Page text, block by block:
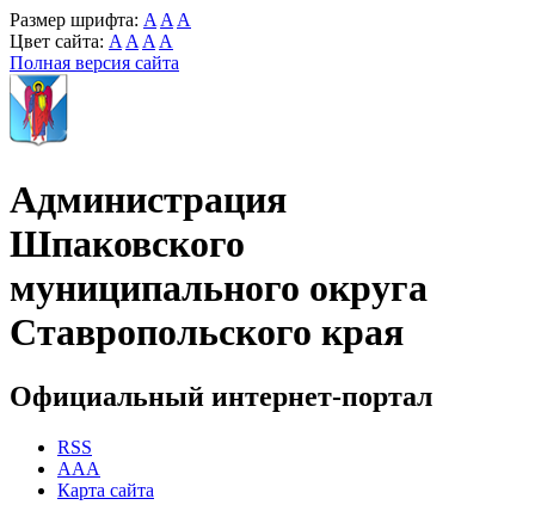
Размер шрифта: A A A
Цвет сайта: A A A A
Полная версия сайта
Администрация
Шпаковского
муниципального округа
Ставропольского края
Официальный интернет-портал
RSS
AAA
Карта сайта